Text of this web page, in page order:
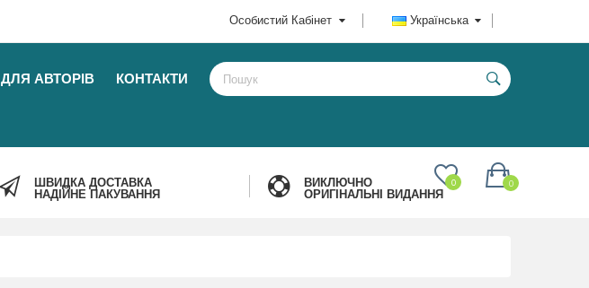
Українська
Особистий Кабінет
ДЛЯ АВТОРІВ КОНТАКТИ
ШВИДКА ДОСТАВКА
НАДІЙНЕ ПАКУВАННЯ
ВИКЛЮЧНО
ОРИГІНАЛЬНІ ВИДАННЯ
0
0